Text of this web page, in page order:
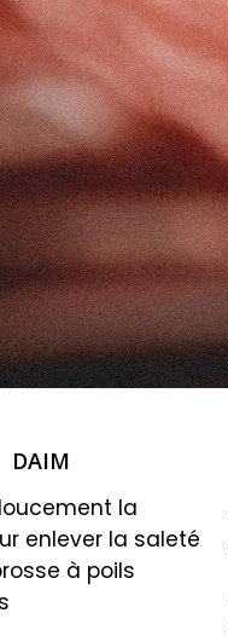
DAIM
la
enlever la saleté
à poils